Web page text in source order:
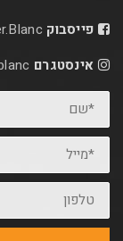
oferblanc/